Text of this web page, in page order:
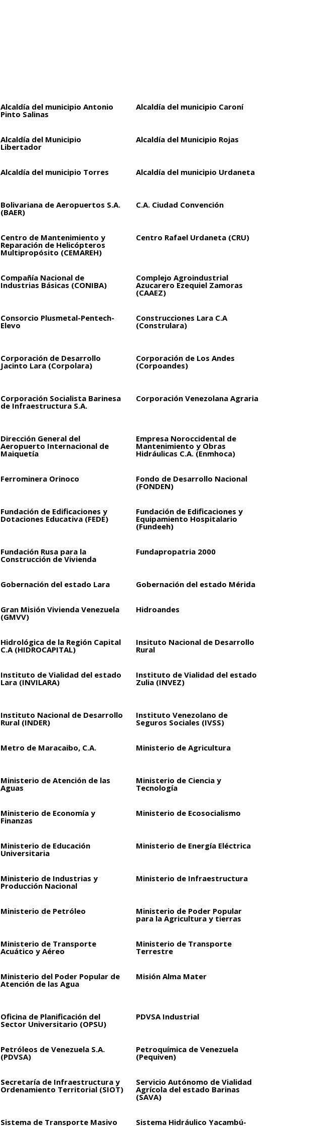
Alcaldía del municipio Antonio
Pinto Salinas
Alcaldía del municipio Caroní
Alcaldía del Municipio
Libertador
Alcaldía del Municipio Rojas
Alcaldía del municipio Torres Alcaldía del municipio Urdaneta
Bolivariana de Aeropuertos S.A.
(BAER)
C.A. Ciudad Convención
Centro de Mantenimiento y
Reparación de Helicópteros
Multipropósito (CEMAREH)
Centro Rafael Urdaneta (CRU)
Compañía Nacional de
Industrias Básicas (CONIBA)
Complejo Agroindustrial
Azucarero Ezequiel Zamoras
(CAAEZ)
Consorcio Plusmetal-Pentech-
Elevo
Construcciones Lara C.A
(Construlara)
Corporación de Desarrollo
Jacinto Lara (Corpolara)
Corporación de Los Andes
(Corpoandes)
Corporación Socialista Barinesa
de Infraestructura S.A.
Corporación Venezolana Agraria
Dirección General del
Aeropuerto Internacional de
Maiquetía
Empresa Noroccidental de
Mantenimiento y Obras
Hidráulicas C.A. (Enmhoca)
Ferrominera Orinoco Fondo de Desarrollo Nacional
(FONDEN)
Fundación de Edificaciones y
Dotaciones Educativa (FEDE)
Fundación de Edificaciones y
Equipamiento Hospitalario
(Fundeeh)
Fundación Rusa para la
Construcción de Vivienda
Fundapropatria 2000
Gobernación del estado Lara Gobernación del estado Mérida
Gran Misión Vivienda Venezuela
(GMVV)
Hidroandes
Hidrológica de la Región Capital
C.A (HIDROCAPITAL)
Insituto Nacional de Desarrollo
Rural
Instituto de Vialidad del estado
Lara (INVILARA)
Instituto de Vialidad del estado
Zulia (INVEZ)
Instituto Nacional de Desarrollo
Rural (INDER)
Instituto Venezolano de
Seguros Sociales (IVSS)
Metro de Maracaibo, C.A. Ministerio de Agricultura
Ministerio de Atención de las
Aguas
Ministerio de Ciencia y
Tecnología
Ministerio de Economía y
Finanzas
Ministerio de Ecosocialismo
Ministerio de Educación
Universitaria
Ministerio de Energía Eléctrica
Ministerio de Industrias y
Producción Nacional
Ministerio de Infraestructura
Ministerio de Petróleo Ministerio de Poder Popular
para la Agricultura y tierras
Ministerio de Transporte
Acuático y Aéreo
Ministerio de Transporte
Terrestre
Ministerio del Poder Popular de
Atención de las Agua
Misión Alma Mater
Oficina de Planificación del
Sector Universitario (OPSU)
PDVSA Industrial
Petróleos de Venezuela S.A.
(PDVSA)
Petroquímica de Venezuela
(Pequiven)
Secretaría de Infraestructura y
Ordenamiento Territorial (SIOT)
Servicio Autónomo de Vialidad
Agrícola del estado Barinas
(SAVA)
Sistema de Transporte Masivo Sistema Hidráulico Yacambú-